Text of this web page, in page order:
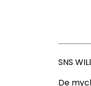
SNS
De